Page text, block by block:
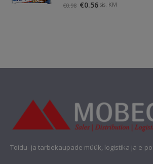
€0.98 Algne
€0.56Praegune
sis. KM
Toidu- ja tarbekaupade müük, logistika ja e-